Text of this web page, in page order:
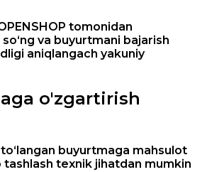
tomonidan
va buyurtmani bajarish
aniqlangach yakuniy
o'zgartirish
buyurtmaga mahsulot
tashlash texnik jihatdan mumkin